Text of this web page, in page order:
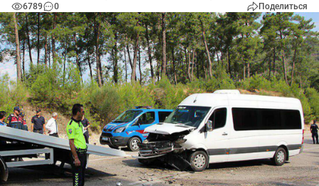
6789 0 Поделиться